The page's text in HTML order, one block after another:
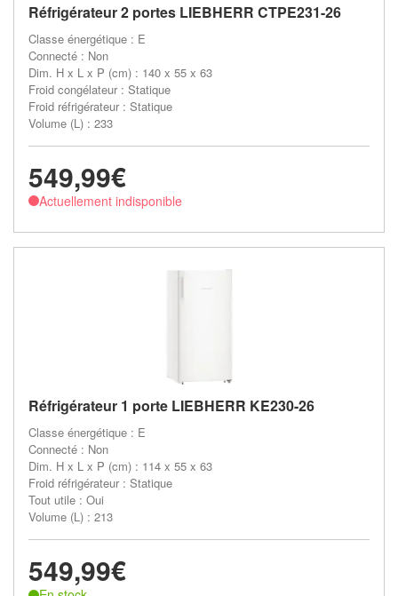
Réfrigérateur 2 portes LIEBHERR CTPE231-26
Classe énergétique : E
Connecté : Non
Dim. H x L x P (cm) : 140 x 55 x 63
Froid congélateur : Statique
Froid réfrigérateur : Statique
Volume (L) : 233
549,99€
Actuellement indisponible
Réfrigérateur 1 porte LIEBHERR KE230-26
Classe énergétique : E
Connecté : Non
Dim. H x L x P (cm) : 114 x 55 x 63
Froid réfrigérateur : Statique
Tout utile : Oui
Volume (L) : 213
549,99€